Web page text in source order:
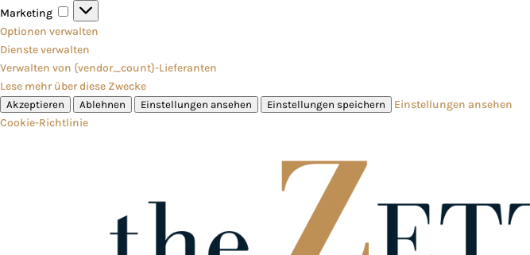
Marketing
Marketing
Optionen verwalten
Dienste verwalten
Verwalten von {vendor_count}-Lieferanten
Lese mehr über diese Zwecke
Akzeptieren Ablehnen Einstellungen ansehen Einstellungen speichern
Einstellungen ansehen
Cookie-Richtlinie